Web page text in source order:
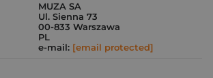
MUZA SA
Ul. Sienna 73
00-833 Warszawa
PL
e-mail: [email protected]